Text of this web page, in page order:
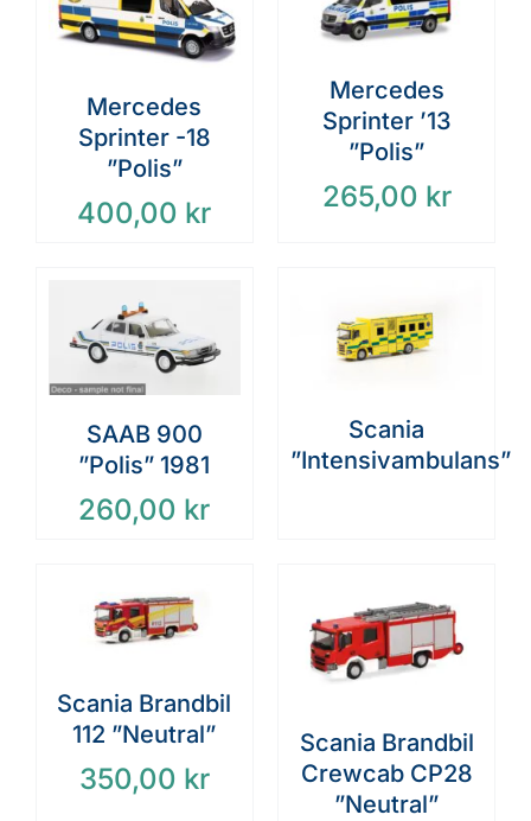
Mercedes
Sprinter -18
”Polis”
400,00 kr
Mercedes
Sprinter ’13
”Polis”
265,00 kr
SAAB 900
”Polis” 1981
260,00 kr
Scania
”Intensivambulans”
Scania Brandbil
112 ”Neutral”
350,00 kr
Scania Brandbil
Crewcab CP28
”Neutral”